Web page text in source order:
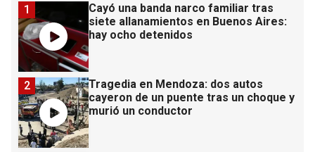
Cayó una banda narco familiar tras
siete allanamientos en Buenos Aires:
hay ocho detenidos
1
Tragedia en Mendoza: dos autos
cayeron de un puente tras un choque y
murió un conductor
2